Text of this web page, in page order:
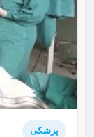
پزشکی